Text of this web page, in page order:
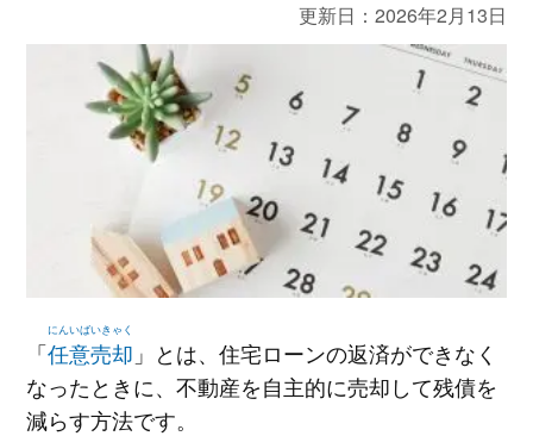
更新日：2026年2月13日
「任意売却
にんいばいきゃく
」とは、住宅ローンの返済ができなく
なったときに、不動産を自主的に売却して残債を
減らす方法です。